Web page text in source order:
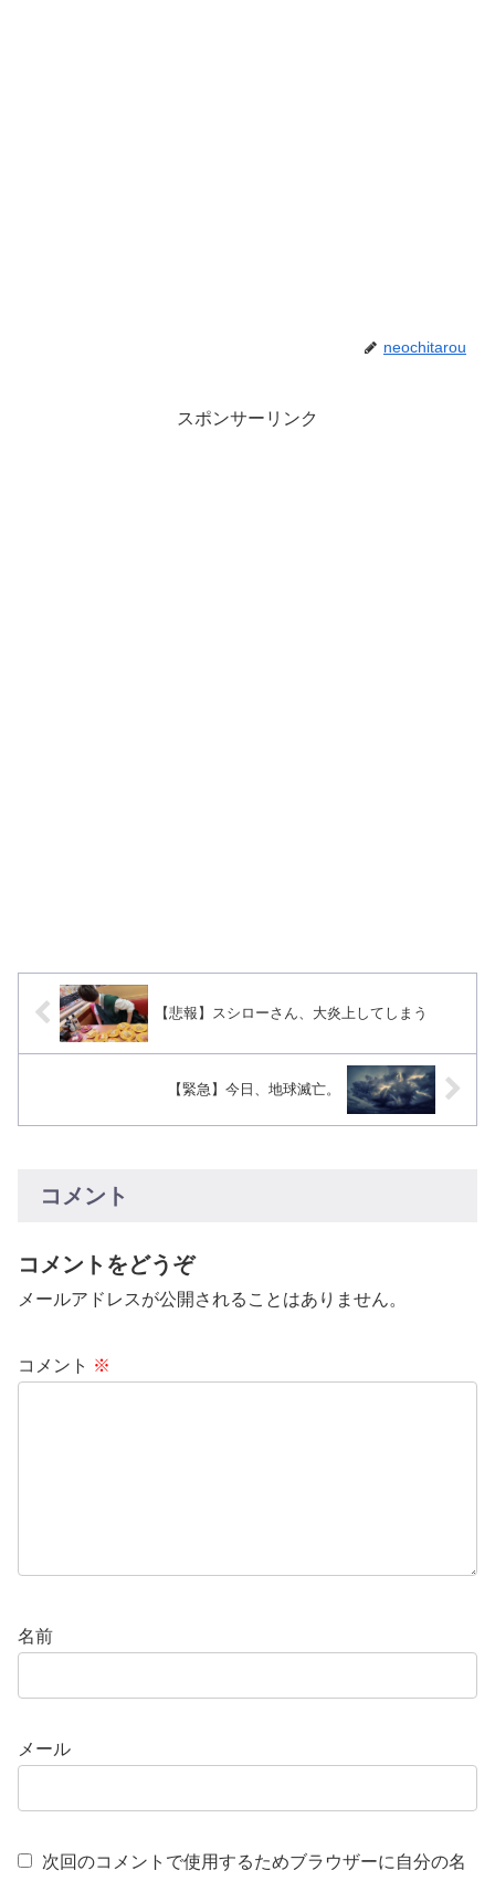
neochitarou
スポンサーリンク
【悲報】スシローさん、大炎上してしまう
【緊急】今日、地球滅亡。
コメント
コメントをどうぞ
メールアドレスが公開されることはありません。
コメント ※
名前
メール
次回のコメントで使用するためブラウザーに自分の名